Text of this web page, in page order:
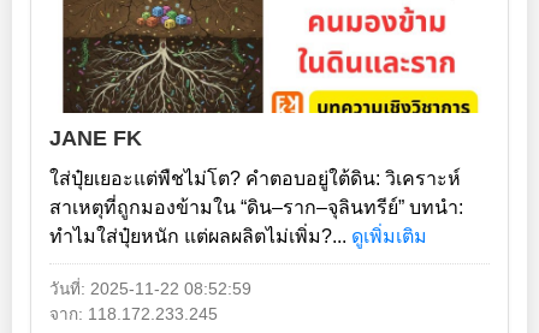
JANE FK
ใส่ปุ๋ยเยอะแต่พืชไม่โต? คำตอบอยู่ใต้ดิน: วิเคราะห์
สาเหตุที่ถูกมองข้ามใน “ดิน–ราก–จุลินทรีย์” บทนำ:
ทำไมใส่ปุ๋ยหนัก แต่ผลผลิตไม่เพิ่ม?... ดูเพิ่มเติม
วันที่: 2025-11-22 08:52:59
จาก: 118.172.233.245